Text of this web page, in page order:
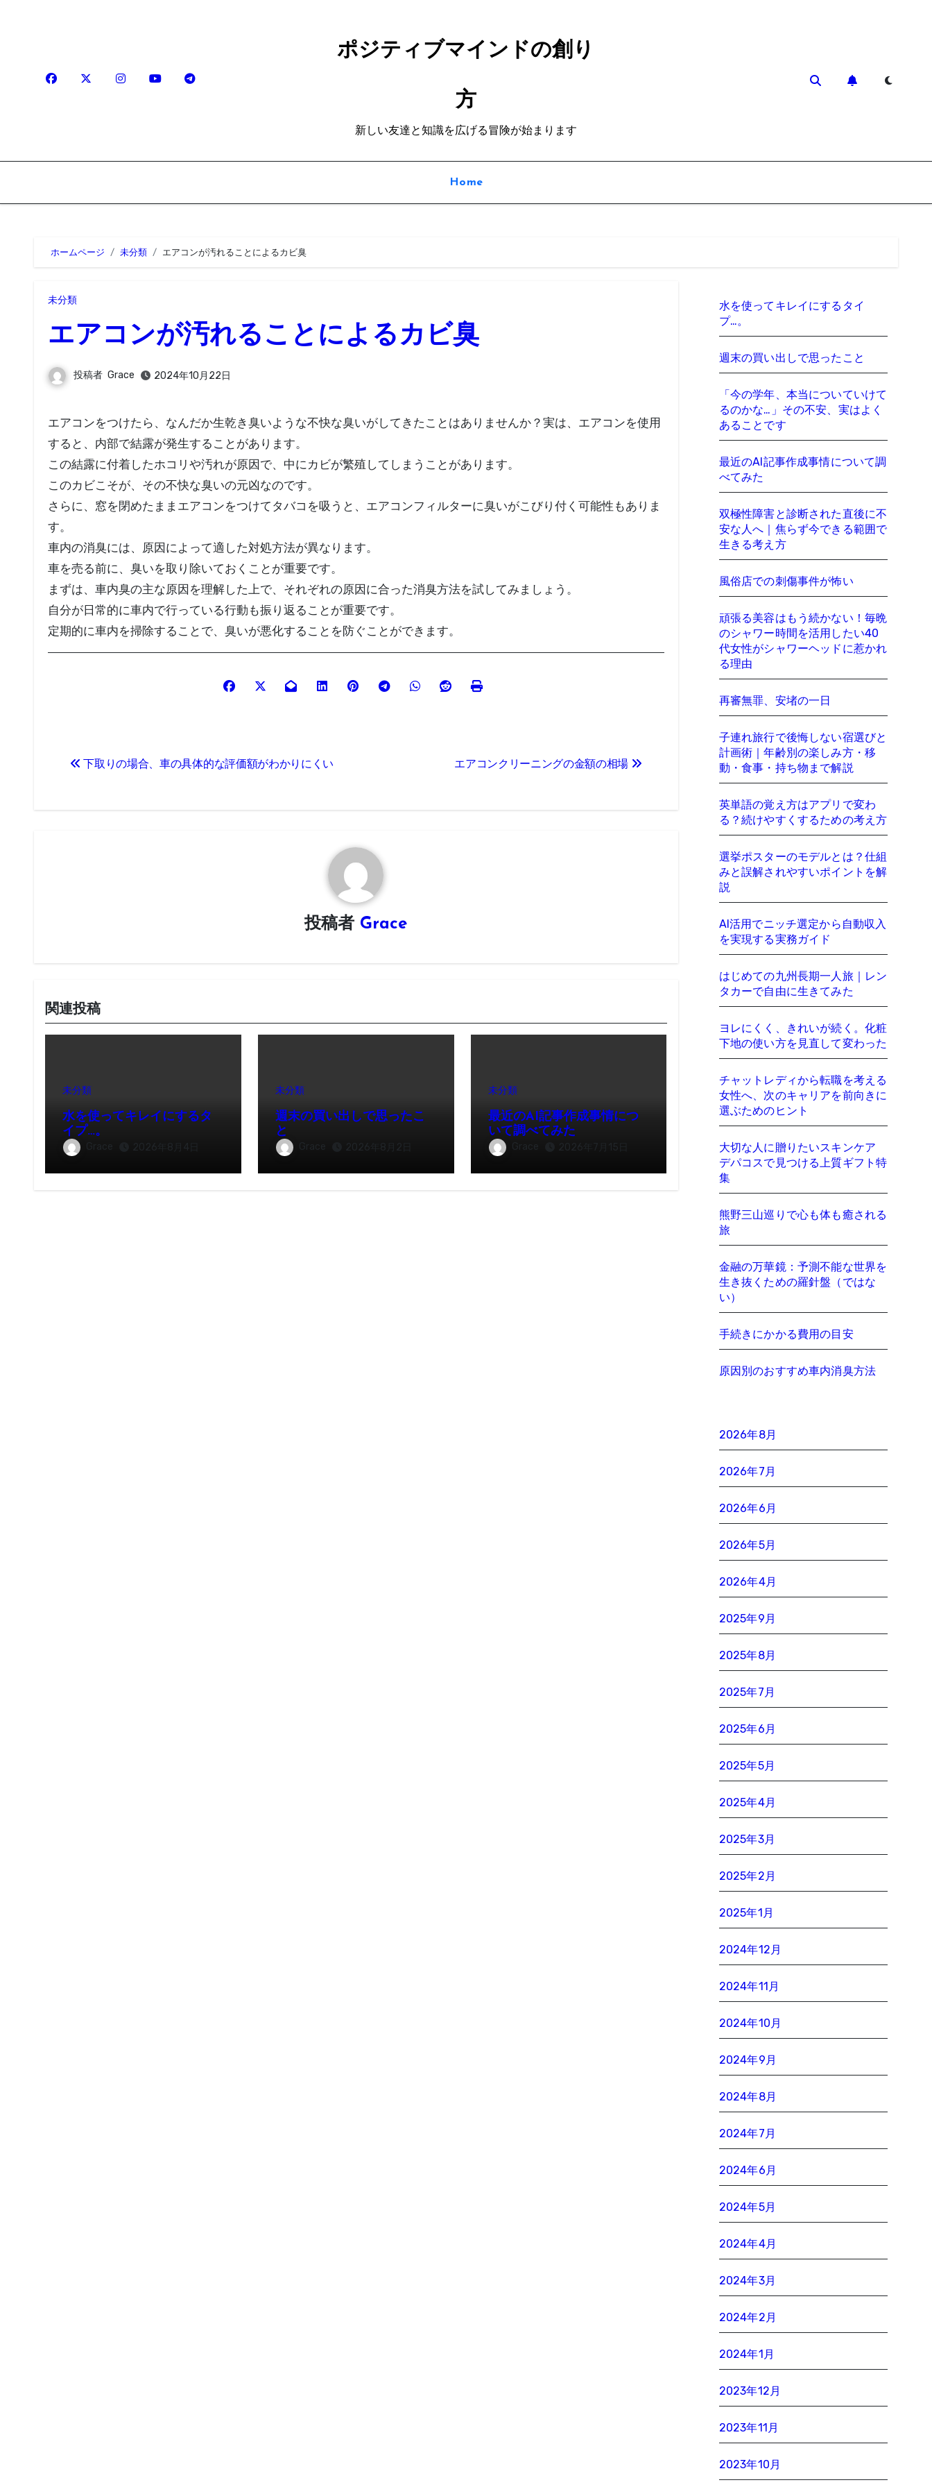
ポジティブマインドの創り
方
新しい友達と知識を広げる冒険が始まります
Home
ホームページ 未分類 エアコンが汚れることによるカビ臭
未分類
エアコンが汚れることによるカビ臭
投稿者 Grace 2024年10月22日
エアコンをつけたら、なんだか生乾き臭いような不快な臭いがしてきたことはありませんか？実は、エアコンを使用
すると、内部で結露が発生することがあります。
この結露に付着したホコリや汚れが原因で、中にカビが繁殖してしまうことがあります。
このカビこそが、その不快な臭いの元凶なのです。
さらに、窓を閉めたままエアコンをつけてタバコを吸うと、エアコンフィルターに臭いがこびり付く可能性もありま
す。
車内の消臭には、原因によって適した対処方法が異なります。
車を売る前に、臭いを取り除いておくことが重要です。
まずは、車内臭の主な原因を理解した上で、それぞれの原因に合った消臭方法を試してみましょう。
自分が日常的に車内で行っている行動も振り返ることが重要です。
定期的に車内を掃除することで、臭いが悪化することを防ぐことができます。
下取りの場合、車の具体的な評価額がわかりにくい エアコンクリーニングの金額の相場
投稿者 Grace
関連投稿
未分類
水を使ってキレイにするタ
イプ…。
Grace 2026年8月4日
未分類
週末の買い出しで思ったこ
と
Grace 2026年8月2日
未分類
最近のAI記事作成事情につ
いて調べてみた
Grace 2026年7月15日
水を使ってキレイにするタイ
プ…。
週末の買い出しで思ったこと
「今の学年、本当についていけて
るのかな…」その不安、実はよく
あることです
最近のAI記事作成事情について調
べてみた
双極性障害と診断された直後に不
安な人へ｜焦らず今できる範囲で
生きる考え方
風俗店での刺傷事件が怖い
頑張る美容はもう続かない！毎晩
のシャワー時間を活用したい40
代女性がシャワーヘッドに惹かれ
る理由
再審無罪、安堵の一日
子連れ旅行で後悔しない宿選びと
計画術｜年齢別の楽しみ方・移
動・食事・持ち物まで解説
英単語の覚え方はアプリで変わ
る？続けやすくするための考え方
選挙ポスターのモデルとは？仕組
みと誤解されやすいポイントを解
説
AI活用でニッチ選定から自動収入
を実現する実務ガイド
はじめての九州長期一人旅｜レン
タカーで自由に生きてみた
ヨレにくく、きれいが続く。化粧
下地の使い方を見直して変わった
チャットレディから転職を考える
女性へ、次のキャリアを前向きに
選ぶためのヒント
大切な人に贈りたいスキンケア
デパコスで見つける上質ギフト特
集
熊野三山巡りで心も体も癒される
旅
金融の万華鏡：予測不能な世界を
生き抜くための羅針盤（ではな
い）
手続きにかかる費用の目安
原因別のおすすめ車内消臭方法
2026年8月
2026年7月
2026年6月
2026年5月
2026年4月
2025年9月
2025年8月
2025年7月
2025年6月
2025年5月
2025年4月
2025年3月
2025年2月
2025年1月
2024年12月
2024年11月
2024年10月
2024年9月
2024年8月
2024年7月
2024年6月
2024年5月
2024年4月
2024年3月
2024年2月
2024年1月
2023年12月
2023年11月
2023年10月